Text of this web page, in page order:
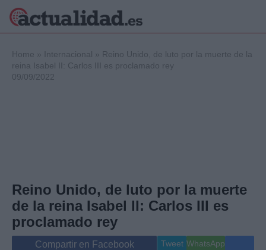
Internacional
Viajes
Gente
Musica
Home » Internacional » Reino Unido, de luto por la muerte de la
reina Isabel II: Carlos III es proclamado rey
09/09/2022
Reino Unido, de luto por la muerte
de la reina Isabel II: Carlos III es
proclamado rey
Compartir en Facebook Tweet WhatsApp